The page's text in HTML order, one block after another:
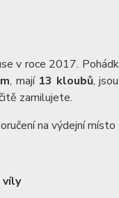
v roce 2017.
, mají 13 kloubů,
zamilujete.
na výdejní místo
víly